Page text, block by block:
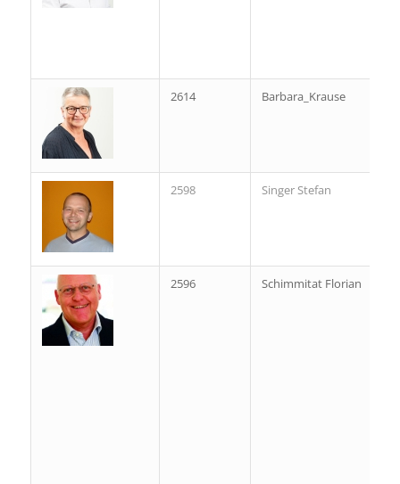
2614 Barbara_Krause
2598 Singer Stefan
2596 Schimmitat Florian